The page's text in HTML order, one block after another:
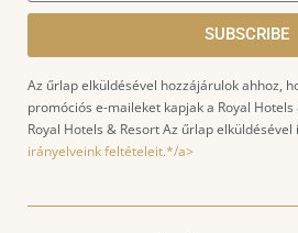
SUBSCRIBE
Az űrlap elküldésével hozzájárulok ahhoz,
promóciós e-maileket kapjak a Royal
Royal Hotels & Resort Az űrlap
irányelveink feltételeit.*/a>